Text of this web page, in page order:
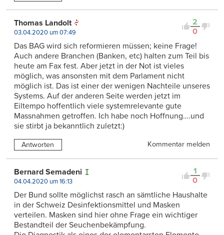
2
0
Thomas Landolt
03.04.2020 um 07:49
Das BAG wird sich reformieren müssen; keine Frage!
Auch andere Branchen (Banken, etc) halten zum Teil bis
heute am Fax fest. Aber jetzt in der Not ist vieles
möglich, was ansonsten mit dem Parlament nicht
möglich ist. Das ist einer der wenigen Nachteile unseres
Systems. Auf der anderen Seite werden jetzt im
Eiltempo hoffentlich viele systemrelevante gute
Massnahmen getroffen. Ich habe noch Hoffnung….und
sie stirbt ja bekanntlich zuletzt:)
Antworten Kommentar melden
1
0
Bernard Semadeni
04.04.2020 um 16:13
Der Bund sollte möglichst rasch an sämtliche Haushalte
in der Schweiz Desinfektionsmittel und Masken
verteilen. Masken sind hier ohne Frage ein wichtiger
Bestandteil der Seuchenbekämpfung.